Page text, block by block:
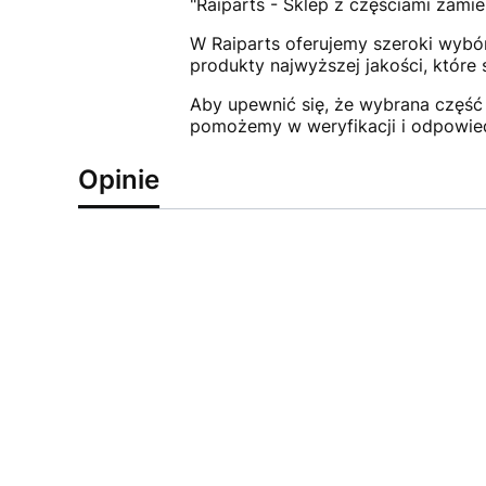
"Raiparts - Sklep z częściami
W Raiparts oferujemy szeroki
produkty najwyższej jakości, które
Aby upewnić się, że wybrana
pomożemy w weryfikacji i
Opinie